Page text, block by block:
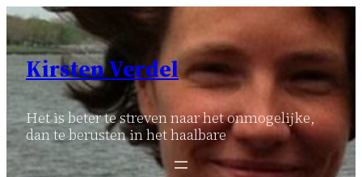
Ga
naar
inhoud
Kirsten Verdel
Het is beter te streven naar het onmogelijke,
dan te berusten in het haalbare